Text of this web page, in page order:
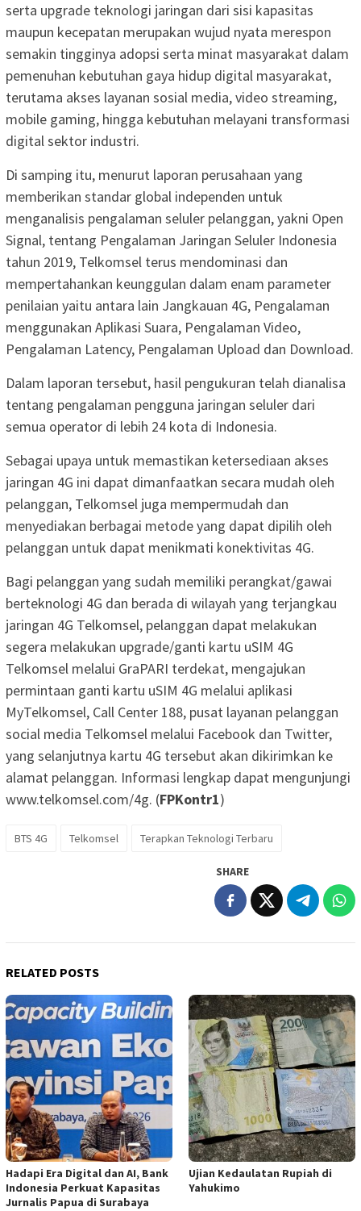
serta upgrade teknologi jaringan dari sisi kapasitas
maupun kecepatan merupakan wujud nyata merespon
semakin tingginya adopsi serta minat masyarakat dalam
pemenuhan kebutuhan gaya hidup digital masyarakat,
terutama akses layanan sosial media, video streaming,
mobile gaming, hingga kebutuhan melayani transformasi
digital sektor industri.
Di samping itu, menurut laporan perusahaan yang
memberikan standar global independen untuk
menganalisis pengalaman seluler pelanggan, yakni Open
Signal, tentang Pengalaman Jaringan Seluler Indonesia
tahun 2019, Telkomsel terus mendominasi dan
mempertahankan keunggulan dalam enam parameter
penilaian yaitu antara lain Jangkauan 4G, Pengalaman
menggunakan Aplikasi Suara, Pengalaman Video,
Pengalaman Latency, Pengalaman Upload dan Download.
Dalam laporan tersebut, hasil pengukuran telah dianalisa
tentang pengalaman pengguna jaringan seluler dari
semua operator di lebih 24 kota di Indonesia.
Sebagai upaya untuk memastikan ketersediaan akses
jaringan 4G ini dapat dimanfaatkan secara mudah oleh
pelanggan, Telkomsel juga mempermudah dan
menyediakan berbagai metode yang dapat dipilih oleh
pelanggan untuk dapat menikmati konektivitas 4G.
Bagi pelanggan yang sudah memiliki perangkat/gawai
berteknologi 4G dan berada di wilayah yang terjangkau
jaringan 4G Telkomsel, pelanggan dapat melakukan
segera melakukan upgrade/ganti kartu uSIM 4G
Telkomsel melalui GraPARI terdekat, mengajukan
permintaan ganti kartu uSIM 4G melalui aplikasi
MyTelkomsel, Call Center 188, pusat layanan pelanggan
social media Telkomsel melalui Facebook dan Twitter,
yang selanjutnya kartu 4G tersebut akan dikirimkan ke
alamat pelanggan. Informasi lengkap dapat mengunjungi
www.telkomsel.com/4g. (FPKontr1)
BTS 4G Telkomsel Terapkan Teknologi Terbaru
SHARE
RELATED POSTS
Hadapi Era Digital dan AI, Bank
Indonesia Perkuat Kapasitas
Jurnalis Papua di Surabaya
Ujian Kedaulatan Rupiah di
Yahukimo